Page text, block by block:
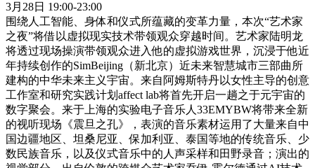
3月28日 19:00-23:00
围绕人工智能、身体和仪式所蕴藏的变革力量，本次“艺术家
之夜”将借以虚拟现实技术带领观众穿越时间。艺术家陆明龙
将透过现场操演带领观众进入他的虚拟游戏世界，沉浸于他近
年持续创作的SimBeijing（新北京）近未来智慧城市三部曲所
建构的中华未来主义宇宙。来自阿姆斯特丹以女性主导的创意
工作室和研究实践计划affect lab将首先开启一趟之于元宇宙的
数字聚会。来于上海的实验电子音乐人33EMYBW将带来全新
的视听现场《震旦之孔》，表演的音乐素材运用了大量来自中
国边疆地区、坦桑尼亚、保加利亚、泰国等地的传统音乐、少
数民族音乐，以及仪式音乐中的人声采样和田野录音；演出的